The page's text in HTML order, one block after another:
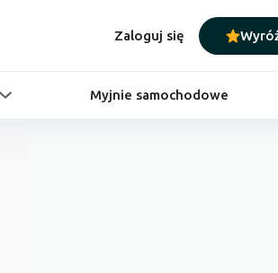
Zaloguj się
Myjnie samochodowe